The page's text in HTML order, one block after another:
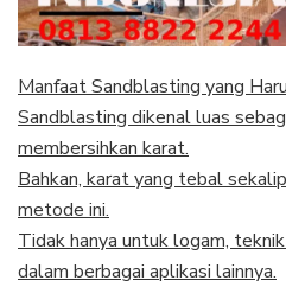
Manfaat Sandblasting yang
Sandblasting dikenal luas
membersihkan karat.
Bahkan, karat yang tebal
metode ini.
Tidak hanya untuk logam,
dalam berbagai aplikasi lainnya.